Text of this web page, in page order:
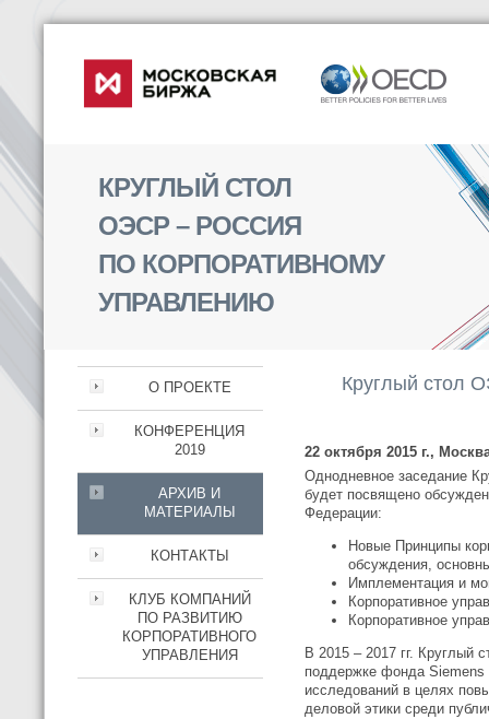
КРУГЛЫЙ СТОЛ
ОЭСР – РОССИЯ
ПО КОРПОРАТИВНОМУ
УПРАВЛЕНИЮ
О ПРОЕКТЕ
КОНФЕРЕНЦИЯ
2019
АРХИВ И
МАТЕРИАЛЫ
КОНТАКТЫ
КЛУБ КОМПАНИЙ
ПО РАЗВИТИЮ
КОРПОРАТИВНОГО
УПРАВЛЕНИЯ
Круглый стол
22 октября 2015 г.,
Однодневное заседание
будет посвящено
Федерации:
Новые Принципы
обсуждения,
Имплементация и
Корпоративное
Корпоративное
В 2015 – 2017 гг. Круглый
поддержке фонда Siemens
исследований в целях
деловой этики среди